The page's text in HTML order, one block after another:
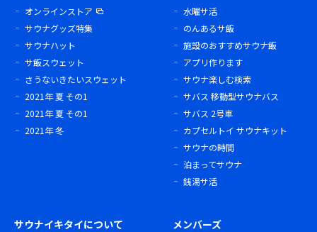
オンラインストア
サウナグッズ特集
サウナハット
サ飯スウェット
さうないきたいスウェット
2021年 夏 その1
2021年 夏 その1
2021年 冬
水曜サ活
のんあるサ飯
施設のおすすめサウナ飯
アプリ作ります
サウナ楽しむ検索
サバス 移動型サウナバス
サバス 2号車
カプセルトイ サウナキット
サウナの時間
泊まってサウナ
銭湯サ活
サウナイキタイについて メンバーズ